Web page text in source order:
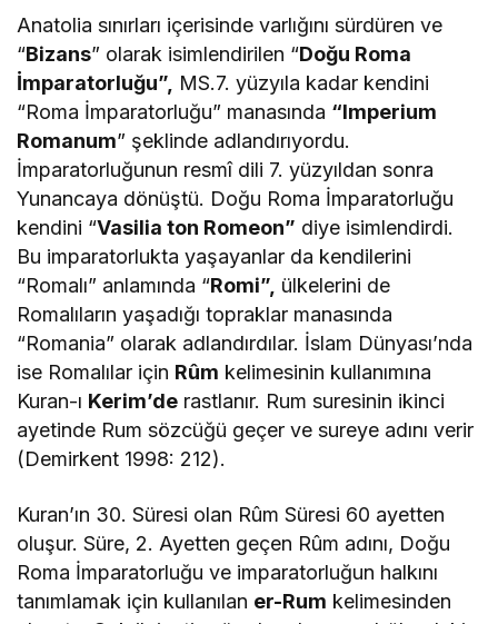
Anatolia sınırları içerisinde varlığını sürdüren ve
“Bizans” olarak isimlendirilen “Doğu Roma
İmparatorluğu”, MS.7. yüzyıla kadar kendini
“Roma İmparatorluğu” manasında “Imperium
Romanum” şeklinde adlandırıyordu.
İmparatorluğunun resmî dili 7. yüzyıldan sonra
Yunancaya dönüştü. Doğu Roma İmparatorluğu
kendini “Vasilia ton Romeon” diye isimlendirdi.
Bu imparatorlukta yaşayanlar da kendilerini
“Romalı” anlamında “Romi”, ülkelerini de
Romalıların yaşadığı topraklar manasında
“Romania” olarak adlandırdılar. İslam Dünyası’nda
ise Romalılar için Rûm kelimesinin kullanımına
Kuran-ı Kerim’de rastlanır. Rum suresinin ikinci
ayetinde Rum sözcüğü geçer ve sureye adını verir
(Demirkent 1998: 212).
Kuran’ın 30. Süresi olan Rûm Süresi 60 ayetten
oluşur. Süre, 2. Ayetten geçen Rûm adını, Doğu
Roma İmparatorluğu ve imparatorluğun halkını
tanımlamak için kullanılan er-Rum kelimesinden